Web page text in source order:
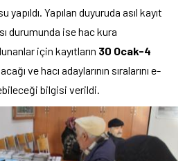
Yapılan duyuruda asıl kayıt
durumunda ise hac kura
için kayıtların 30 Ocak-4
ve hacı adaylarının sıralarını e-
bilgisi verildi.